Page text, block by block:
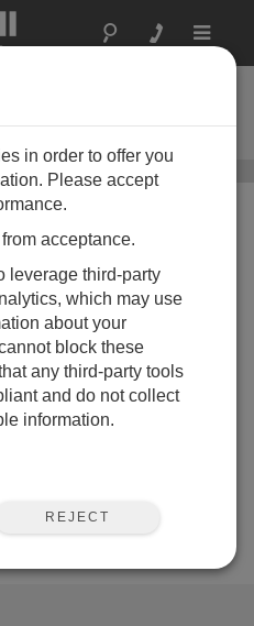
Toggle
ウェア
ウェア / EasyFlux PC
れたフラ
ス
の完全に補正さ
計算するコンピ
グラム
in order to offer you
Please accept
acceptance.
leverage third-party
which may use
about your
block these
any third-party tools
and do not collect
information.
REJECT